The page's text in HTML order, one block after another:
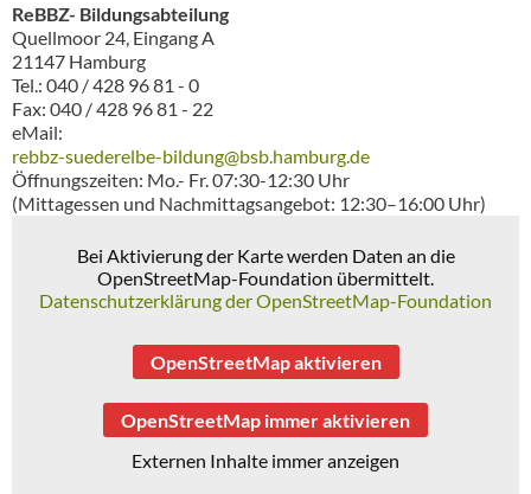
ReBBZ- Bildungsabteilung
Quellmoor 24, Eingang A
21147 Hamburg
Tel.: 040 / 428 96 81 - 0
Fax: 040 / 428 96 81 - 22
eMail:
rebbz-suederelbe-bildung@bsb.hamburg.de
Öffnungszeiten: Mo.- Fr. 07:30-12:30 Uhr
(Mittagessen und Nachmittagsangebot: 12:30–16:00 Uhr)
Bei Aktivierung der Karte werden Daten an die
OpenStreetMap-Foundation übermittelt.
Datenschutzerklärung der OpenStreetMap-Foundation
OpenStreetMap aktivieren
OpenStreetMap immer aktivieren
Externen Inhalte immer anzeigen